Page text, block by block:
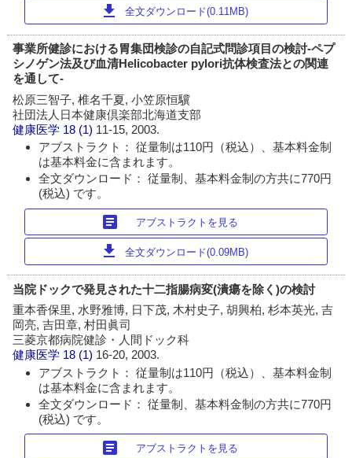
download 全文ダウンロード(0.11MB)
事業所健診における胃集団検診の自記式問診項目の検討‐ペプ
シノゲン法及び血清Helicobacter pylori抗体検査法との関連
を通して‐
松原三智子, 椎名千夏, 小笠原恒驥
社団法人日本健康倶楽部北海道支部
健康医学 18 (1) 11-15, 2003.
アブストラクト： 従量制は110円（税込）、基本料金制
は基本料金に含まれます。
全文ダウンロード： 従量制、基本料金制の方共に770円
(税込) です。
article アブストラクトを見る
download 全文ダウンロード(0.09MB)
当院ドックで発見された十二指腸病変(潰瘍を除く)の検討
重本香保里, 水野雅博, 日下茂, 木村史子, 胡興柏, 杉本英光, 吉
岡亮, 吉田章, 村田眞司
三菱京都病院健診・人間ドック科
健康医学 18 (1) 16-20, 2003.
アブストラクト： 従量制は110円（税込）、基本料金制
は基本料金に含まれます。
全文ダウンロード： 従量制、基本料金制の方共に770円
(税込) です。
article アブストラクトを見る